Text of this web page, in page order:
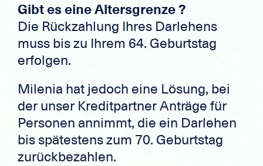
Gibt es eine Altersgrenze ?
Die Rückzahlung Ihres Darlehens
muss bis zu Ihrem 64. Geburtstag
erfolgen.
Milenia hat jedoch eine Lösung, bei
der unser Kreditpartner Anträge für
Personen annimmt, die ein Darlehen
bis spätestens zum 70. Geburtstag
zurückbezahlen.